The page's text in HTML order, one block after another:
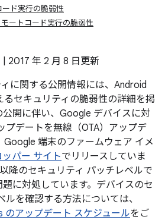
ド実行の脆弱性
ートコード実行の脆弱性
2017 年 2 月 8 日更新
に関する公開情報には、Android
セキュリティの脆弱性の詳細を掲
開に伴い、Google デバイスに対
プデートを無線（OTA）アップデ
Google 端末のファームウェア イメ
パー サイトでリリースしていま
降のセキュリティ パッチレベルで
に対処しています。デバイスのセ
ルを確認する方法については、
のアップデート スケジュールをご